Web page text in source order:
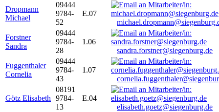
Dropmann
Michael
09444
9784-
52
E.07
Forstner
Sandra
09444
9784-
28
1.06
sandra.forstner@siegenburg.de
Fuggenthaler
Cornelia
09444
9784-
43
1.07
Götz Elisabeth
08191
9784-
13
E.04
elisabeth.goetz@siegenburg.de